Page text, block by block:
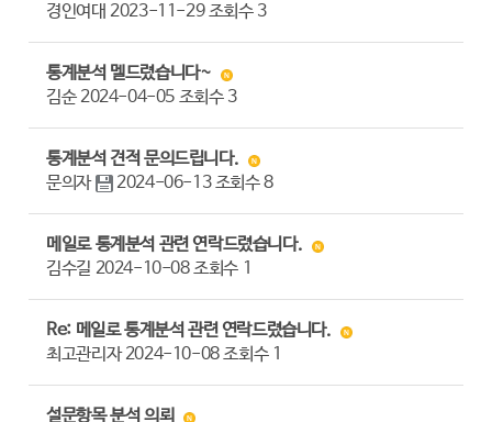
경인여대 2023-11-29조회수 3
통계분석 멜드렸습니다~
김순 2024-04-05 조회수 3
통계분석 견적 문의드립니다.
문의자
2024-06-13조회수8
메일로 통계분석 관련 연락드렸습니다.
김수길 2024-10-08조회수 1
Re: 메일로 통계분석 관련 연락드렸습니다.
최고관리자 2024-10-08조회수 1
설문항목 분석 의뢰